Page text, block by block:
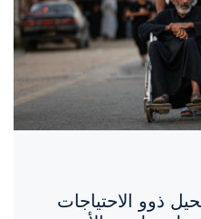
ذوو الاحتياجات